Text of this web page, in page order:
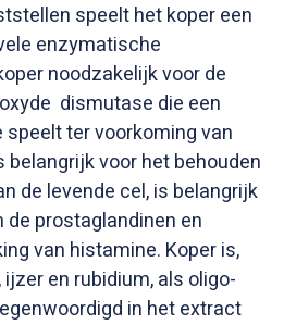
speelt het koper een
enzymatische
noodzakelijk voor de
dismutase die een
ter voorkoming van
belangrijk voor het behouden
de levende cel, is belangrijk
de prostaglandinen en
van histamine. Koper is,
en rubidium, als oligo-
in het extract